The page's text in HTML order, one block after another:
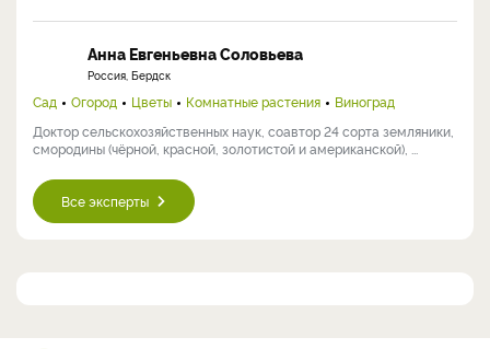
Анна Евгеньевна Соловьева
Россия, Бердск
Сад Огород Цветы Комнатные растения
Виноград
Доктор сельскохозяйственных наук, соавтор 24 сорта земляники,
смородины (чёрной, красной, золотистой и американской), ...
Все эксперты